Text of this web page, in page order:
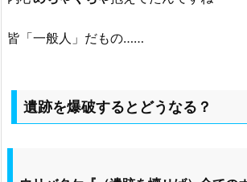
皆「一般人」だもの……
遺跡を爆破するとどうなる？